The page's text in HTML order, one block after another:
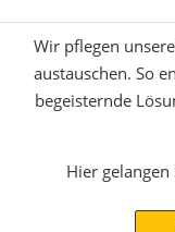
Wir pflegen
austauschen. So
begeisternde
Hier